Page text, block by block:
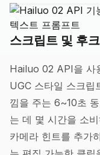
스크립트 및 후
Hailuo 02 API을 사
UGC 스타일 스크
낌을 주는 6~10초
는 데 몇 시간을 소
카메라 힌트를 추가